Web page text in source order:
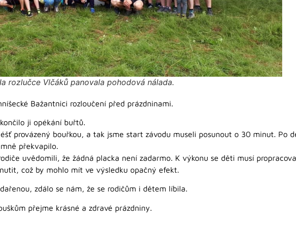
rozlučce Vlčáků panovala pohodová nálada.
Bažantnici rozloučení před prázdninami.
ji opékání buřtů.
provázený bouřkou, a tak jsme start závodu museli posunout o 30 minut. Po
překvapilo.
uvědomili, že žádná placka není zadarmo. K výkonu se děti musí
což by mohlo mít ve výsledku opačný efekt.
zdálo se nám, že se rodičům i dětem líbila.
přejme krásné a zdravé prázdniny.